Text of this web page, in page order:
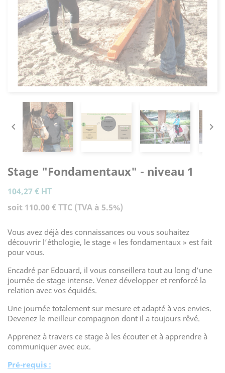
 
Stage "Fondamentaux" - niveau 1
104,27 € HT
soit 110.00 € TTC (TVA à 5.5%)
Vous avez déjà des connaissances ou vous souhaitez
découvrir l’éthologie, le stage « les fondamentaux » est fait
pour vous.
Encadré par Edouard, il vous conseillera tout au long d’une
journée de stage intense. Venez développer et renforcé la
relation avec vos équidés.
Une journée totalement sur mesure et adapté à vos envies.
Devenez le meilleur compagnon dont il a toujours rêvé.
Apprenez à travers ce stage à les écouter et à apprendre à
communiquer avec eux.
Pré-requis :